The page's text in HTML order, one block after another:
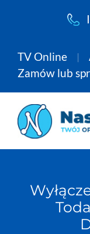
TV Online
Zamów lub